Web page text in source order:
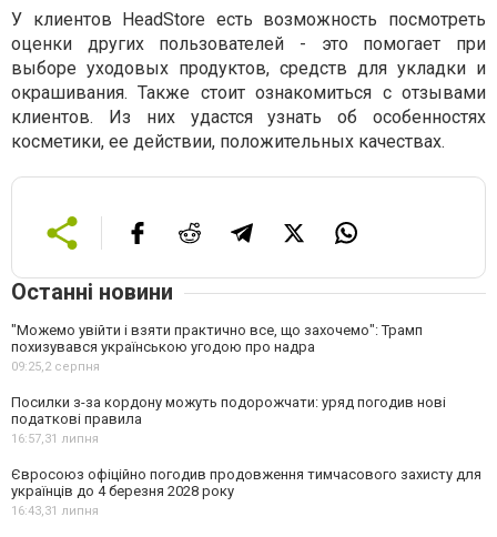
У клиентов HeadStore есть возможность посмотреть
оценки других пользователей - это помогает при
выборе уходовых продуктов, средств для укладки и
окрашивания. Также стоит ознакомиться с отзывами
клиентов. Из них удастся узнать об особенностях
косметики, ее действии, положительных качествах.
Останні новини
"Можемо увійти і взяти практично все, що захочемо": Трамп
похизувався українською угодою про надра
09:25,2 серпня
Посилки з-за кордону можуть подорожчати: уряд погодив нові
податкові правила
16:57,31 липня
Євросоюз офіційно погодив продовження тимчасового захисту для
українців до 4 березня 2028 року
16:43,31 липня